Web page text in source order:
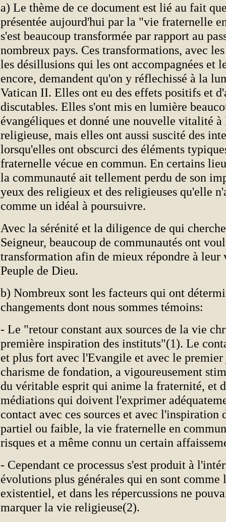
a) Le thème de ce document est lié au fait
présentée aujourd'hui par la "vie fraternelle
s'est beaucoup transformée par rapport au
nombreux pays. Ces transformations, avec les
les désillusions qui les ont accompagnées et
encore, demandent qu'on y réflechissé à la
Vatican II. Elles ont eu des effets positifs et
discutables. Elles s'ont mis en lumière
évangéliques et donné une nouvelle vitalité
religieuse, mais elles ont aussi suscité des
lorsqu'elles ont obscurci des éléments
fraternelle vécue en commun. En certains
la communauté ait tellement perdu de son
yeux des religieux et des religieuses qu'elle
comme un idéal à poursuivre.
Avec la sérénité et la diligence de qui
Seigneur, beaucoup de communautés ont
transformation afin de mieux répondre à leur
Peuple de Dieu.
b) Nombreux sont les facteurs qui ont
changements dont nous sommes témoins:
- Le "retour constant aux sources de la vie
première inspiration des instituts"(1). Le
et plus fort avec l'Evangile et avec le
charisme de fondation, a vigoureusement
du véritable esprit qui anime la fraternité, et
médiations qui doivent l'exprimer
contact avec ces sources et avec l'inspiration
partiel ou faible, la vie fraternelle en
risques et a même connu un certain
- Cependant ce processus s'est produit à
évolutions plus générales qui en sont comme
existentiel, et dans les répercussions ne
marquer la vie religieuse(2).